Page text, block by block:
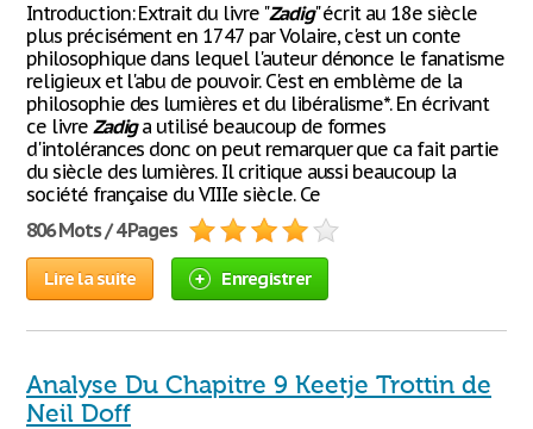
Introduction: Extrait du livre "Zadig" écrit au 18e siècle
plus précisément en 1747 par Volaire, c'est un conte
philosophique dans lequel l'auteur dénonce le fanatisme
religieux et l'abu de pouvoir. C'est en emblème de la
philosophie des lumières et du libéralisme*. En écrivant
ce livre Zadiga utilisé beaucoup de formes
d'intolérances donc on peut remarquer que ca fait partie
du siècle des lumières. Il critique aussi beaucoup la
société française du VIIIe siècle. Ce
806 Mots / 4 Pages
Lire la suite Enregistrer
Analyse Du Chapitre 9 Keetje Trottin de
Neil Doff